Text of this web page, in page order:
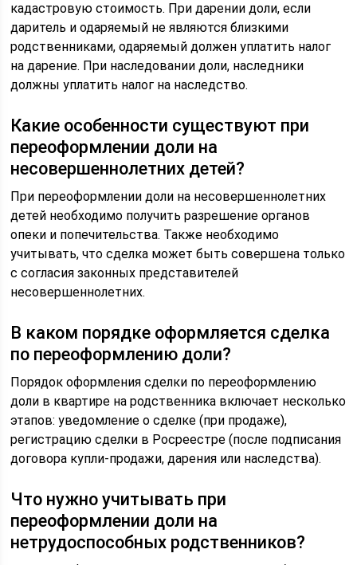
кадастровую стоимость. При дарении доли, если
даритель и одаряемый не являются близкими
родственниками, одаряемый должен уплатить налог
на дарение. При наследовании доли, наследники
должны уплатить налог на наследство.
Какие особенности существуют при
переоформлении доли на
несовершеннолетних детей?
При переоформлении доли на несовершеннолетних
детей необходимо получить разрешение органов
опеки и попечительства. Также необходимо
учитывать, что сделка может быть совершена только
с согласия законных представителей
несовершеннолетних.
В каком порядке оформляется сделка
по переоформлению доли?
Порядок оформления сделки по переоформлению
доли в квартире на родственника включает несколько
этапов: уведомление о сделке (при продаже),
регистрацию сделки в Росреестре (после подписания
договора купли-продажи, дарения или наследства).
Что нужно учитывать при
переоформлении доли на
нетрудоспособных родственников?